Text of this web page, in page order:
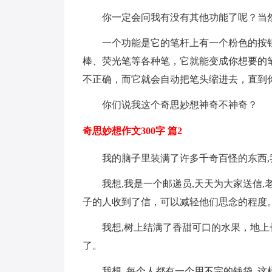
你一定会问我有没有其他功能了呢？
一个功能是它的笔杆上有一个粉色的
棒、荧光笔等各种笔，它就能变成你想要
不正确，而它就会自动把笔头缩进去，直
你们说我这个奇思妙想神奇不神奇？
奇思妙想作文300字 篇2
我的脑子里装满了许多千奇百怪的东西
我想,我是一个邮递员,天天为大家送信,
子的人收到了信，可以减轻他们思念的程度
我想,树上结满了香甜可口的水果，地
了。